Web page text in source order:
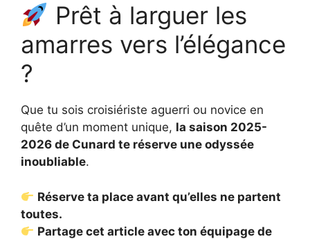
Prêt à larguer les
amarres vers l’élégance
?
Que tu sois croisiériste aguerri ou novice en
quête d’un moment unique, la saison 2025-
2026 de Cunard te réserve une odyssée
inoubliable.
Réserve ta place avant qu’elles ne partent
toutes.
Partage cet article avec ton équipage de